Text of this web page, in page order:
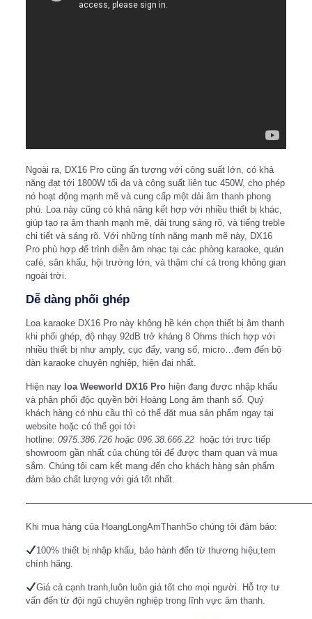
Ngoài ra, DX16 Pro cũng ấn tượng với công suất lớn, có khả
năng đạt tới 1800W tối đa và công suất liên tục 450W, cho phép
nó hoạt động mạnh mẽ và cung cấp một dải âm thanh phong
phú. Loa này cũng có khả năng kết hợp với nhiều thiết bị khác,
giúp tạo ra âm thanh mạnh mẽ, dải trung sáng rõ, và tiếng treble
chi tiết và sáng rõ. Với những tính năng mạnh mẽ này, DX16
Pro phù hợp để trình diễn âm nhạc tại các phòng karaoke, quán
café, sân khấu, hội trường lớn, và thậm chí cả trong không gian
ngoài trời.
Dễ dàng phối ghép
Loa karaoke DX16 Pro này không hề kén chọn thiết bị âm thanh
khi phối ghép, độ nhạy 92dB trở kháng 8 Ohms thích hợp với
nhiều thiết bị như amply, cục đẩy, vang số, micro…đem đến bộ
dàn karaoke chuyên nghiệp, hiện đại nhất.
Hiện nay loa Weeworld DX16 Pro hiện đang được nhập khẩu
và phân phối độc quyền bởi Hoàng Long âm thanh số. Quý
khách hàng có nhu cầu thì có thể đặt mua sản phẩm ngay tại
website hoặc có thể gọi tới
hotline: 0975.386.726hoặc 096.38.666.22
hoặc tới trực tiếp
showroom gần nhất của chúng tôi để được tham quan và mua
sắm. Chúng tôi cam kết mang đến cho khách hàng sản phẩm
đảm bảo chất lượng với giá tốt nhất.
Khi mua hàng của HoangLongAmThanhSo chúng tôi đảm bảo:
100% thiết bị nhập khẩu, bảo hành đến từ thương hiệu,tem
chính hãng.
Giá cả cạnh tranh,luôn luôn giá tốt cho mọi người. Hỗ trợ tư
vấn đến từ đội ngũ chuyên nghiệp trong lĩnh vực âm thanh.